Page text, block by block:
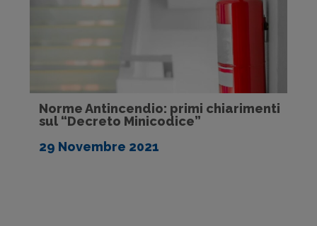
Norme Antincendio: primi chiarimenti
sul “Decreto Minicodice”
29 Novembre 2021